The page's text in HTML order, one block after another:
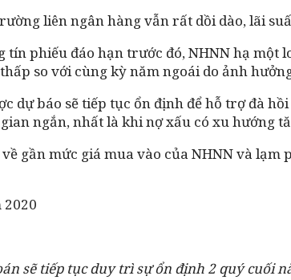
liên ngân hàng vẫn rất dồi dào, lãi
phiếu đáo hạn trước đó, NHNN hạ
so với cùng kỳ năm ngoái do ảnh
báo sẽ tiếp tục ổn định để hỗ trợ đà
ngắn, nhất là khi nợ xấu có xu hướng
gần mức giá mua vào của NHNN và
sẽ tiếp tục duy trì sự ổn định 2 quý cuối